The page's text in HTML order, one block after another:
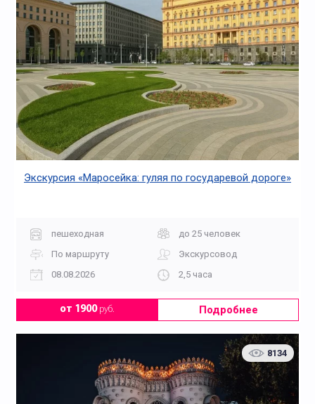
Экскурсия «Маросейка: гуляя по государевой дороге»
пешеходная
до 25 человек
По маршруту
Экскурсовод
08.08.2026
2,5 часа
от 1900руб. Подробнее
8134